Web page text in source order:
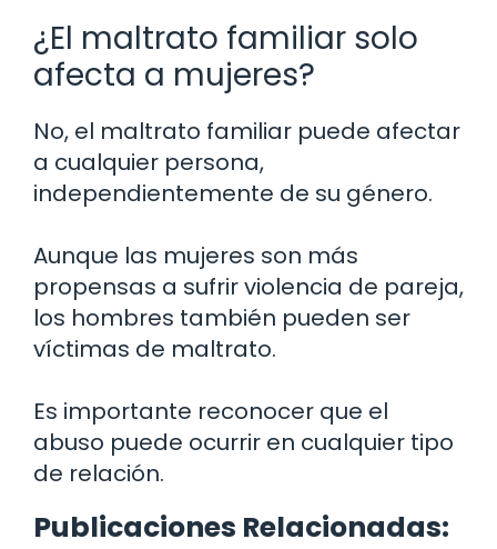
¿El maltrato familiar solo
afecta a mujeres?
No, el maltrato familiar puede afectar
a cualquier persona,
independientemente de su género.
Aunque las mujeres son más
propensas a sufrir violencia de pareja,
los hombres también pueden ser
víctimas de maltrato.
Es importante reconocer que el
abuso puede ocurrir en cualquier tipo
de relación.
Publicaciones Relacionadas: